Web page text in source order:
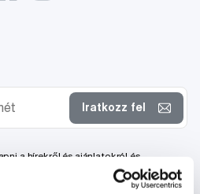
Iratkozz fel
a hírekről és ajánlatokról és